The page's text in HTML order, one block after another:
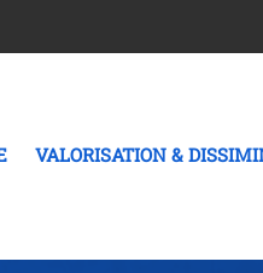
VALORISATION &